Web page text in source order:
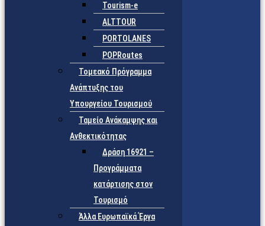
Tourism-e
ALTTOUR
PORTOLANES
POPRoutes
Τομεακό Πρόγραμμα
Ανάπτυξης του
Υπουργείου Τουρισμού
Ταμείο Ανάκαμψης και
Ανθεκτικότητας
Δράση 16921 –
Προγράμματα
κατάρτισης στον
Τουρισμό
Άλλα Ευρωπαϊκά Έργα